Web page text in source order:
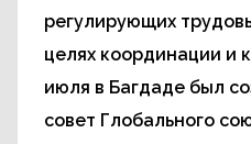
регулирующих
целях координации и
июля в Багдаде был
совет Глобального